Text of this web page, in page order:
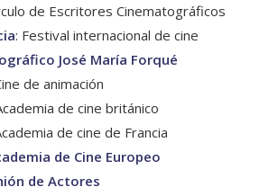
de Escritores Cinematográficos
: Festival internacional de cine
José María Forqué
de animación
de cine británico
de cine de Francia
de Cine Europeo
de Actores